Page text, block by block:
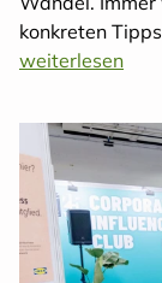
konkreten
lassen, um
Serie über
Tagungsräume.
weiterlesen